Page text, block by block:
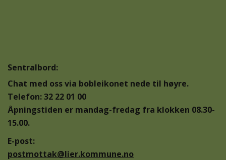
Sentralbord:
Chat med oss via bobleikonet nede til høyre.
Telefon: 32 22 01 00
Åpningstiden er mandag-fredag fra klokken 08.30-
15.00.
E-post:
postmottak@lier.kommune.no